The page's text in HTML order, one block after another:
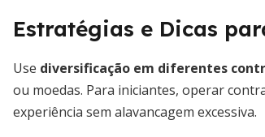
Estratégias e Dicas
Use diversificação em diferentes
ou moedas. Para iniciantes, operar
experiência sem alavancagem excessiva.